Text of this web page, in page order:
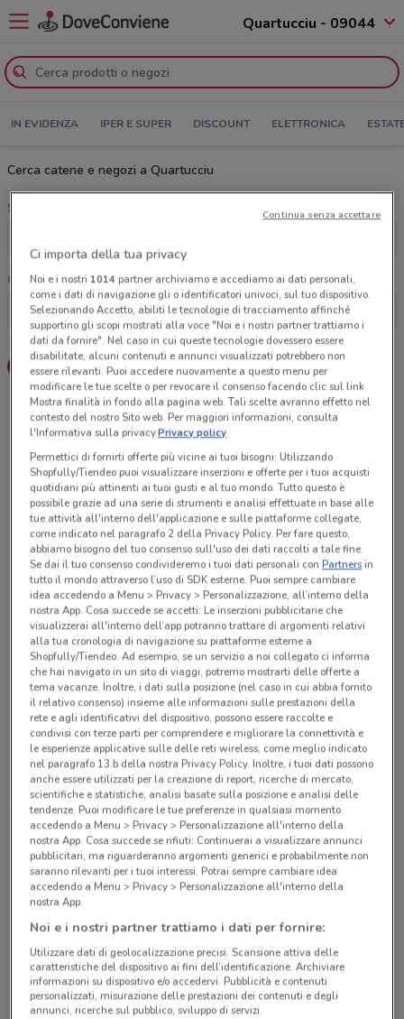
Quartucciu - 09044
IN EVIDENZA IPER E SUPER DISCOUNT ELETTRONICA
Cerca catene e negozi a Quartucciu
Scegli una categoria
Cerca una catena
Lista Mappa
VIA DELLE SERRE SC C/O C.CLE LE VELE
0.036901160003941565
Via Nazionale, 145/A
0.07288881824019557
VIA NAZIONALE ,91 Quartucciu
271 m
VIA MONTE SPADA, 45 Quartucciu
291 m
Via Mandas 13 Quartucciu
376 m
Via Mandas, 13 Quartucciu
377 m
Prol. Via Mandas racc. SS 554, 125 Quartucciu
474 m
Via Suelli 11 Quartucciu
512 m
Via Suelli 11 Quartucciu
512 m
VIA SUELLI, 11 Quartucciu
Altre catene a Quartucciu
MEDIAWORLD EURONICS
CARREFOUR IPERMERCATI TRONY
UNIEURO COOP
CONAD LIDL
EUROSPIN CONFORAMA
LEROY MERLIN
DESPAR SIGMA
SINERGY
Ci importa della tua privacy
Noi e i nostri 1014partner archiviamo e accediamo ai dati personali,
come i dati di navigazione gli o identificatori univoci, sul tuo dispositivo.
Selezionando Accetto, abiliti le tecnologie di tracciamento affinché
supportino gli scopi mostrati alla voce "Noi e i nostri partner trattiamo i
dati da fornire". Nel caso in cui queste tecnologie dovessero essere
disabilitate, alcuni contenuti e annunci visualizzati potrebbero non
essere rilevanti. Puoi accedere nuovamente a questo menu per
modificare le tue scelte o per revocare il consenso facendo clic sul link
Mostra finalità in fondo alla pagina web. Tali scelte avranno effetto nel
contesto del nostro Sito web. Per maggiori informazioni, consulta
l'Informativa sulla privacy.Privacy policy
Permettici di fornirti offerte più vicine ai tuoi bisogni: Utilizzando
Shopfully/Tiendeo puoi visualizzare inserzioni e offerte per i tuoi acquisti
quotidiani più attinenti ai tuoi gusti e al tuo mondo. Tutto questo è
possibile grazie ad una serie di strumenti e analisi effettuate in base alle
tue attività all'interno dell'applicazione e sulle piattaforme collegate,
come indicato nel paragrafo 2 della Privacy Policy. Per fare questo,
abbiamo bisogno del tuo consenso sull'uso dei dati raccolti a tale fine.
Se dai il tuo consenso condivideremo i tuoi dati personali conPartnersin
tutto il mondo attraverso l’uso di SDK esterne. Puoi sempre cambiare
idea accedendo a Menu > Privacy > Personalizzazione, all’interno della
nostra App. Cosa succede se accetti: Le inserzioni pubblicitarie che
visualizzerai all'interno dell’app potranno trattare di argomenti relativi
alla tua cronologia di navigazione su piattaforme esterne a
Shopfully/Tiendeo. Ad esempio, se un servizio a noi collegato ci informa
che hai navigato in un sito di viaggi, potremo mostrarti delle offerte a
tema vacanze. Inoltre, i dati sulla posizione (nel caso in cui abbia fornito
il relativo consenso) insieme alle informazioni sulle prestazioni della
rete e agli identificativi del dispositivo, possono essere raccolte e
condivisi con terze parti per comprendere e migliorare la connettività e
le esperienze applicative sulle delle reti wireless, come meglio indicato
nel paragrafo 13.b della nostra Privacy Policy. Inoltre, i tuoi dati possono
anche essere utilizzati per la creazione di report, ricerche di mercato,
scientifiche e statistiche, analisi basate sulla posizione e analisi delle
tendenze. Puoi modificare le tue preferenze in qualsiasi momento
accedendo a Menu > Privacy > Personalizzazione all'interno della
nostra App. Cosa succede se rifiuti: Continuerai a visualizzare annunci
pubblicitari, ma riguarderanno argomenti generici e probabilmente non
saranno rilevanti per i tuoi interessi. Potrai sempre cambiare idea
accedendo a Menu > Privacy > Personalizzazione all'interno della
nostra App.
Noi e i nostri partner trattiamo i dati per fornire:
Utilizzare dati di geolocalizzazione precisi. Scansione attiva delle
caratteristiche del dispositivo ai fini dell’identificazione. Archiviare
informazioni su dispositivo e/o accedervi. Pubblicità e contenuti
personalizzati, misurazione delle prestazioni dei contenuti e degli
annunci, ricerche sul pubblico, sviluppo di servizi.
Continua senza accettare